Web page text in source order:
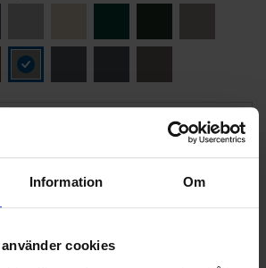
Information Om
cookies
och CE-märker din nya port.